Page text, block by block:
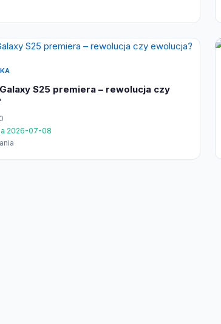
S25 premiera – rewolucja czy
2026-07-08